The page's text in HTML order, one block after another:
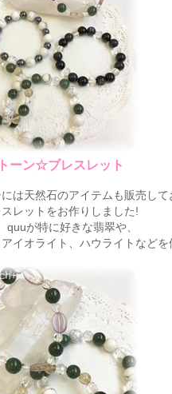
ーン☆ブレスレット
は天然石のアイテムも販売して
レットをお作りしました!
quuが特に好きな翡翠や、
イオライト、ハウライトなどを